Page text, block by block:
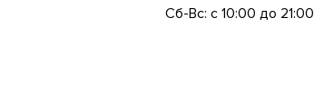
Сб-Вс: с 10:00 до 21:00